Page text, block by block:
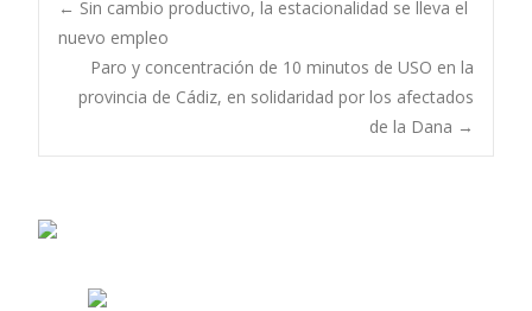
Navegación
de
entradas
← Sin cambio productivo, la estacionalidad se lleva el
nuevo empleo
Paro y concentración de 10 minutos de USO en la
provincia de Cádiz, en solidaridad por los afectados
de la Dana →